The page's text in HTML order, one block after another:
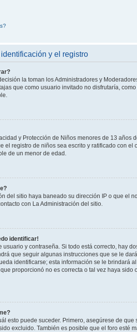
y el registro
la toman los Administradores y
que como usuario invitado no disfrutaría,
y Protección de Niños menores de 13
el registro de niños sea escrito y ratificado con
de un menor de edad.
del sitio haya baneado su dirección IP o que el
con La Administración del sitio.
identificar!
usuario y contraseña. Si todo está correcto, hay
que seguir algunas instrucciones que se le
identificarse; esta información se le brindará
proporcionó no es correcta o tal vez haya
esto puede suceder. Primero, asegúrese de
excluido. También es posible que el foro esté